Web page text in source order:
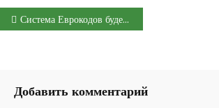
Навигация по записям
Система Еврокодов будет окончательно принята в России в 2015 году
Добавить комментарий